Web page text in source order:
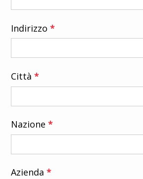
Indirizzo*
Città*
Nazione*
Azienda*